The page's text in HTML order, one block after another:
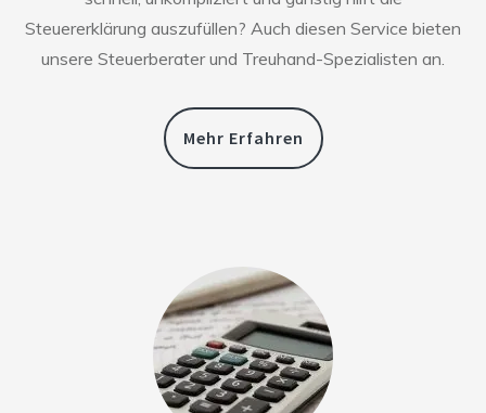
Steuererklärung auszufüllen? Auch diesen Service bieten
unsere Steuerberater und Treuhand-Spezialisten an.
Mehr Erfahren